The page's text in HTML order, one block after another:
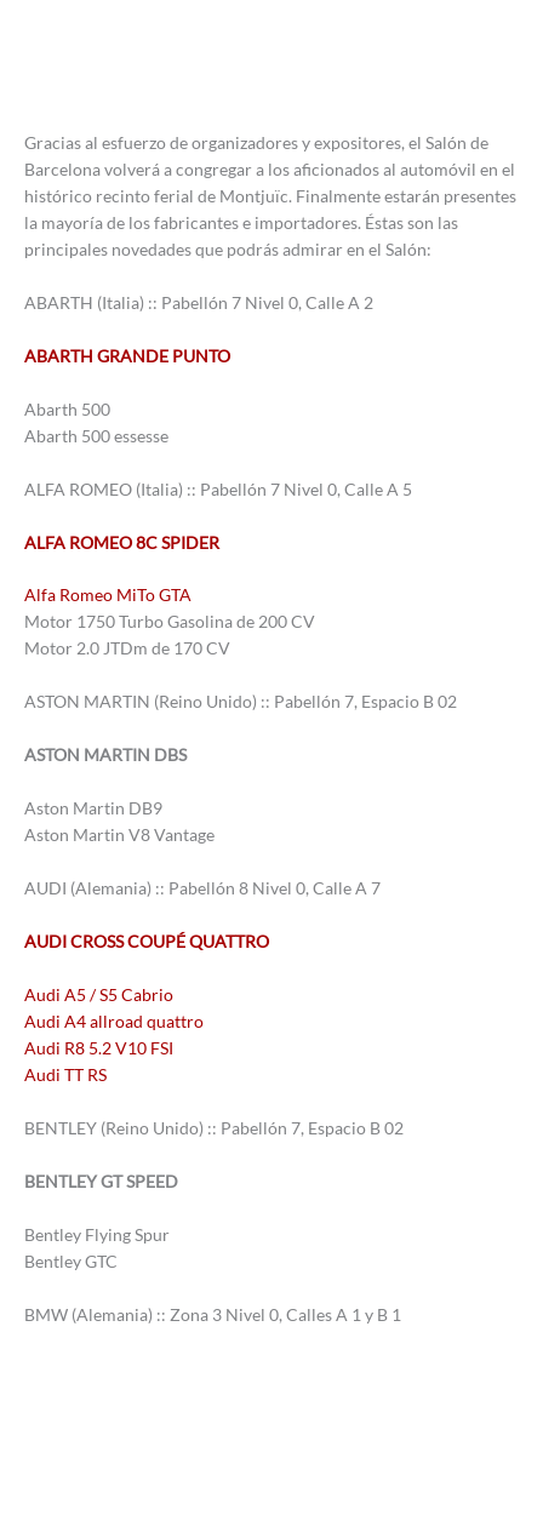
Gracias al esfuerzo de organizadores y expositores, el Salón de
Barcelona volverá a congregar a los aficionados al automóvil en el
histórico recinto ferial de Montjuïc. Finalmente estarán presentes
la mayoría de los fabricantes e importadores. Éstas son las
principales novedades que podrás admirar en el Salón:
ABARTH (Italia) :: Pabellón 7 Nivel 0, Calle A 2
ABARTH GRANDE PUNTO
Abarth 500
Abarth 500 essesse
ALFA ROMEO (Italia) :: Pabellón 7 Nivel 0, Calle A 5
ALFA ROMEO 8C SPIDER
Alfa Romeo MiTo GTA
Motor 1750 Turbo Gasolina de 200 CV
Motor 2.0 JTDm de 170 CV
ASTON MARTIN (Reino Unido) :: Pabellón 7, Espacio B 02
ASTON MARTIN DBS
Aston Martin DB9
Aston Martin V8 Vantage
AUDI (Alemania) :: Pabellón 8 Nivel 0, Calle A 7
AUDI CROSS COUPÉ QUATTRO
Audi A5 / S5 Cabrio
Audi A4 allroad quattro
Audi R8 5.2 V10 FSI
Audi TT RS
BENTLEY (Reino Unido) :: Pabellón 7, Espacio B 02
BENTLEY GT SPEED
Bentley Flying Spur
Bentley GTC
BMW (Alemania) :: Zona 3 Nivel 0, Calles A 1 y B 1